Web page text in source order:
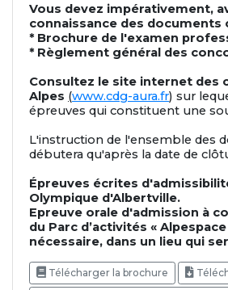
Vous devez impérativement,
connaissance des documents
* Brochure de l'examen
* Règlement général des
Consultez le site internet des
Alpes (www.cdg-aura.fr) sur
épreuves qui constituent une
L'instruction de l'ensemble des
débutera qu'après la date de
Épreuves écrites
Olympique d'Albertville.
Epreuve orale d'admission à
du Parc d’activités «
nécessaire, dans un lieu qui
Télécharger la brochure